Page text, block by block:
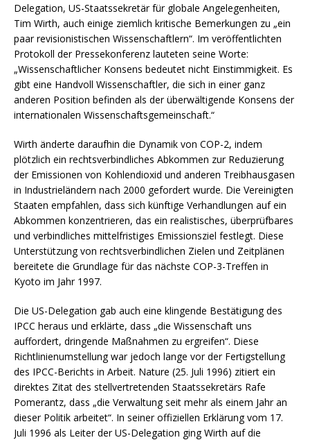
Delegation, US-Staatssekretär für globale Angelegenheiten,
Tim Wirth, auch einige ziemlich kritische Bemerkungen zu „ein
paar revisionistischen Wissenschaftlern“. Im veröffentlichten
Protokoll der Pressekonferenz lauteten seine Worte:
„Wissenschaftlicher Konsens bedeutet nicht Einstimmigkeit. Es
gibt eine Handvoll Wissenschaftler, die sich in einer ganz
anderen Position befinden als der überwältigende Konsens der
internationalen Wissenschaftsgemeinschaft.“
Wirth änderte daraufhin die Dynamik von COP-2, indem
plötzlich ein rechtsverbindliches Abkommen zur Reduzierung
der Emissionen von Kohlendioxid und anderen Treibhausgasen
in Industrieländern nach 2000 gefordert wurde. Die Vereinigten
Staaten empfahlen, dass sich künftige Verhandlungen auf ein
Abkommen konzentrieren, das ein realistisches, überprüfbares
und verbindliches mittelfristiges Emissionsziel festlegt. Diese
Unterstützung von rechtsverbindlichen Zielen und Zeitplänen
bereitete die Grundlage für das nächste COP-3-Treffen in
Kyoto im Jahr 1997.
Die US-Delegation gab auch eine klingende Bestätigung des
IPCC heraus und erklärte, dass „die Wissenschaft uns
auffordert, dringende Maßnahmen zu ergreifen“. Diese
Richtlinienumstellung war jedoch lange vor der Fertigstellung
des IPCC-Berichts in Arbeit. Nature (25. Juli 1996) zitiert ein
direktes Zitat des stellvertretenden Staatssekretärs Rafe
Pomerantz, dass „die Verwaltung seit mehr als einem Jahr an
dieser Politik arbeitet“. In seiner offiziellen Erklärung vom 17.
Juli 1996 als Leiter der US-Delegation ging Wirth auf die